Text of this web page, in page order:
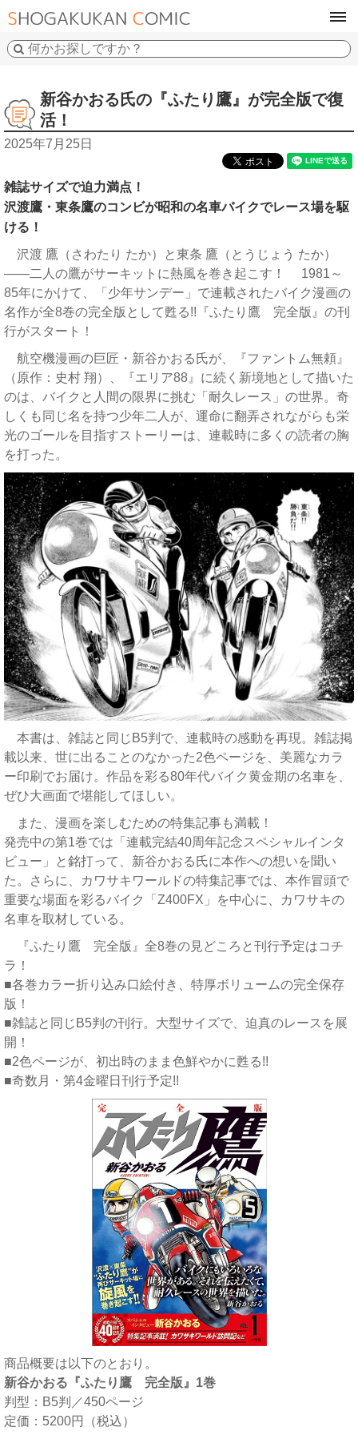
新谷かおる氏の『ふたり鷹』が完全版で復
活！
2025年7月25日
雑誌サイズで迫力満点！
沢渡鷹・東条鷹のコンビが昭和の名車バイクでレース場を駆
ける！
沢渡 鷹（さわたり たか）と東条 鷹（とうじょう たか）
――二人の鷹がサーキットに熱風を巻き起こす！ 1981～
85年にかけて、「少年サンデー」で連載されたバイク漫画の
名作が全8巻の完全版として甦る!!『ふたり鷹 完全版』の刊
行がスタート！
航空機漫画の巨匠・新谷かおる氏が、『ファントム無頼』
（原作：史村 翔）、『エリア88』に続く新境地として描いた
のは、バイクと人間の限界に挑む「耐久レース」の世界。奇
しくも同じ名を持つ少年二人が、運命に翻弄されながらも栄
光のゴールを目指すストーリーは、連載時に多くの読者の胸
を打った。
本書は、雑誌と同じB5判で、連載時の感動を再現。雑誌掲
載以来、世に出ることのなかった2色ページを、美麗なカラ
ー印刷でお届け。作品を彩る80年代バイク黄金期の名車を、
ぜひ大画面で堪能してほしい。
また、漫画を楽しむための特集記事も満載！
発売中の第1巻では「連載完結40周年記念スペシャルインタ
ビュー」と銘打って、新谷かおる氏に本作への想いを聞い
た。さらに、カワサキワールドの特集記事では、本作冒頭で
重要な場面を彩るバイク「Z400FX」を中心に、カワサキの
名車を取材している。
『ふたり鷹 完全版』全8巻の見どころと刊行予定はコチ
ラ！
■各巻カラー折り込み口絵付き、特厚ボリュームの完全保存
版！
■雑誌と同じB5判の刊行。大型サイズで、迫真のレースを展
開！
■2色ページが、初出時のまま色鮮やかに甦る!!
■奇数月・第4金曜日刊行予定!!
商品概要は以下のとおり。
新谷かおる『ふたり鷹 完全版』1巻
判型：B5判／450ページ
定価：5200円（税込）